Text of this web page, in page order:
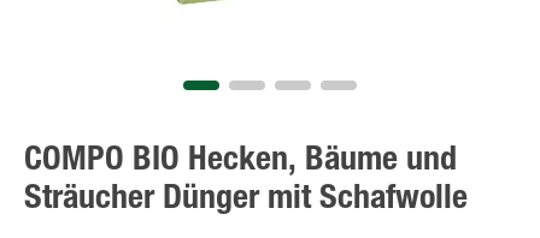
COMPO BIO Hecken, Bäume und
Sträucher Dünger mit Schafwolle